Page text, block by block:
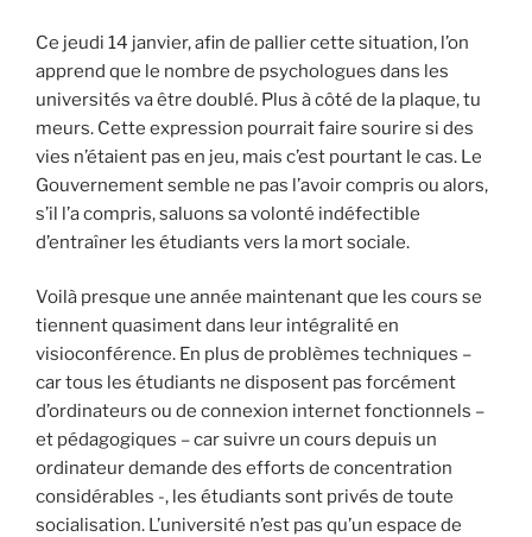
Ce jeudi 14 janvier, afin de pallier cette situation, l’on
apprend que le nombre de psychologues dans les
universités va être doublé. Plus à côté de la plaque, tu
meurs. Cette expression pourrait faire sourire si des
vies n’étaient pas en jeu, mais c’est pourtant le cas. Le
Gouvernement semble ne pas l’avoir compris ou alors,
s’il l’a compris, saluons sa volonté indéfectible
d’entraîner les étudiants vers la mort sociale.
Voilà presque une année maintenant que les cours se
tiennent quasiment dans leur intégralité en
visioconférence. En plus de problèmes techniques –
car tous les étudiants ne disposent pas forcément
d’ordinateurs ou de connexion internet fonctionnels –
et pédagogiques – car suivre un cours depuis un
ordinateur demande des efforts de concentration
considérables -, les étudiants sont privés de toute
socialisation. L’université n’est pas qu’un espace de